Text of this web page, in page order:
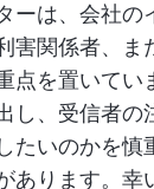
ーは、会社の
害関係者、ま
点を置いてい
し、受信者の
たいのかを慎
あります。幸